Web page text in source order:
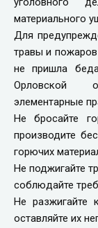
материального
Для
травы и
не пришла
Орловской
элементарные
Не бросайте
производите
горючих
Не поджигайте
соблюдайте
Не разжигайте
оставляйте их